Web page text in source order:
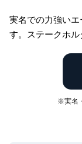
実名での力強い
す。
ステークホ
※実名